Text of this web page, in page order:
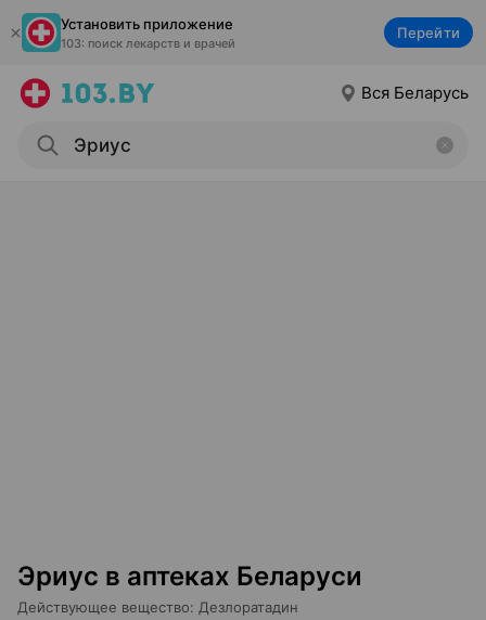
Установить приложение
103: поиск лекарств и врачей
Перейти
Вся Беларусь
Эриус в аптеках Беларуси
Действующее вещество: Дезлоратадин